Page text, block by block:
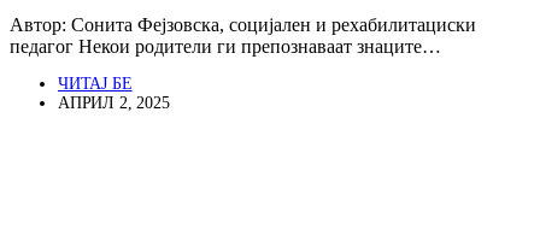
Автор: Сонита Фејзовска, социјален и рехабилитациски
педагог Некои родители ги препознаваат знаците…
ЧИТАЈ БЕ
АПРИЛ 2, 2025